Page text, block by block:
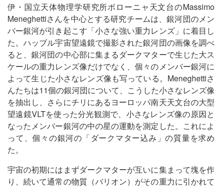
伊・国立天体物理学研究所ボローニャ天文台のMassimo
Meneghettiさんを中心とする研究チームは、銀河団のメン
バー銀河が引き起こす「小さな強い重力レンズ」に着目し
た。ハッブル宇宙望遠鏡で撮影された銀河団の画像を調べ
ると、銀河団の中心部に集まるダークマターで生じた大ス
ケールの重力レンズ像だけでなく、個々のメンバー銀河に
よって生じた小さなレンズ像も写っている。Meneghettiさ
んたちは11個の銀河団について、こうした小さなレンズ像
を抽出し、さらにチリにあるヨーロッパ南天天文台の大型
望遠鏡VLTを使った分光観測で、小さなレンズ像の原因と
なったメンバー銀河の中の星の運動を測定した。これによ
って、個々の銀河の「ダークマター込み」の質量を求め
た。
宇宙の初期にはまずダークマターが互いに集まって塊を作
り、続いて通常の物質（バリオン）がその重力に引かれて